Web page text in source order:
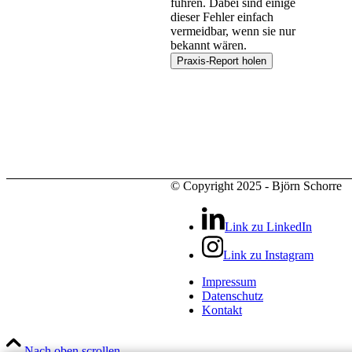
führen. Dabei sind einige
dieser Fehler einfach
vermeidbar, wenn sie nur
bekannt wären.
© Copyright 2025 - Björn Schorre
Link zu LinkedIn
Link zu Instagram
Impressum
Datenschutz
Kontakt